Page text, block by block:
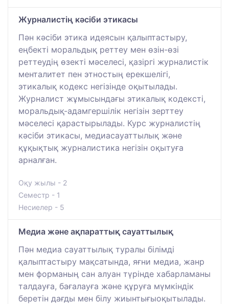
Журналистің кәсіби этикасы
Пән кәсіби этика идеясын қалыптастыру,
еңбекті моральдық реттеу мен өзін-өзі
реттеудің өзекті мәселесі, қазіргі журналистік
менталитет пен этностың ерекшелігі,
этикалық кодекс негізінде оқытылады.
Журналист жұмысындағы этикалық кодексті,
моральдық-адамгершілік негізін зерттеу
мәселесі қарастырылады. Курс журналистің
кәсіби этикасы, медиасауаттылық және
құқықтық журналистика негізін оқытуға
арналған.
Оқу жылы - 2
Семестр - 1
Несиелер - 5
Медиа және ақпараттық сауаттылық
Пән медиа сауаттылық туралы білімді
қалыптастыру мақсатында, яғни медиа, жанр
мен форманың сан алуан түрінде хабарламаны
талдауға, бағалауға және құруға мүмкіндік
беретін дағды мен білу жиынтығыоқытылады.